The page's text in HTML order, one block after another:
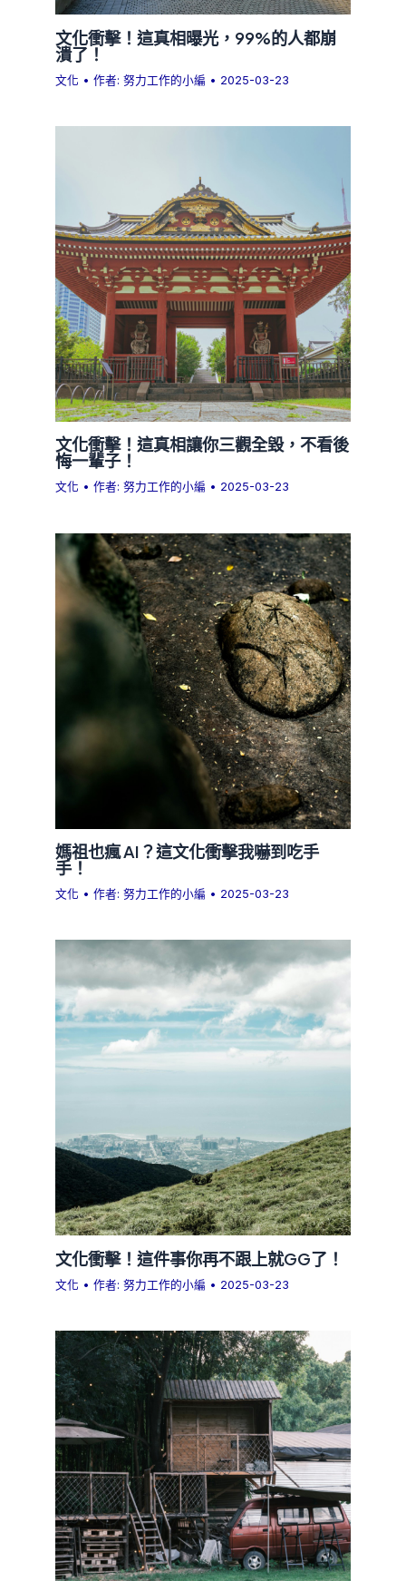
文化衝擊！這真相曝光，99%的人都崩
潰了！
文化 • 作者:努力工作的小編 • 2025-03-23
文化衝擊！這真相讓你三觀全毀，不看後
悔一輩子！
文化 • 作者:努力工作的小編 • 2025-03-23
媽祖也瘋 AI？這文化衝擊我嚇到吃手
手！
文化 • 作者:努力工作的小編 • 2025-03-23
文化衝擊！這件事你再不跟上就GG了！
文化 • 作者:努力工作的小編 • 2025-03-23